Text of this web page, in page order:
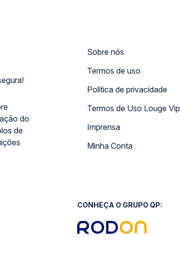
do
de
Sobre nós
Termos de uso
Política de privacidade
Termos de Uso Louge Vip
Imprensa
Minha Conta
CONHEÇA O GRUPO QP: